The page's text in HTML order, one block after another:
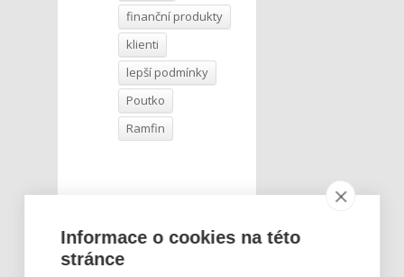
finanční produkty
klienti
lepší podmínky
Poutko
Ramfin
Informace o cookies na této
stránce